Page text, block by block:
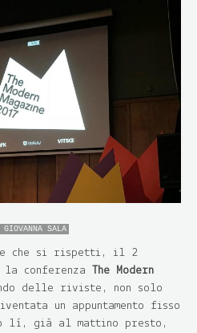
GIOVANNA SALA
che si rispetti, il 2
la conferenza
The Modern
delle riviste, non solo
un appuntamento fisso
lì, già al mattino presto,